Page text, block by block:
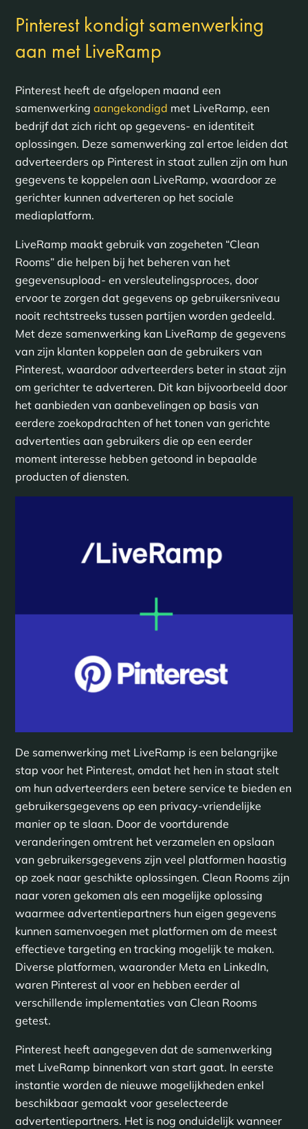
Pinterest kondigt samenwerking
aan met LiveRamp
Pinterest heeft de afgelopen maand een
samenwerking aangekondigd met LiveRamp, een
bedrijf dat zich richt op gegevens- en identiteit
oplossingen. Deze samenwerking zal ertoe leiden dat
adverteerders op Pinterest in staat zullen zijn om hun
gegevens te koppelen aan LiveRamp, waardoor ze
gerichter kunnen adverteren op het sociale
mediaplatform.
LiveRamp maakt gebruik van zogeheten “Clean
Rooms” die helpen bij het beheren van het
gegevensupload- en versleutelingsproces, door
ervoor te zorgen dat gegevens op gebruikersniveau
nooit rechtstreeks tussen partijen worden gedeeld.
Met deze samenwerking kan LiveRamp de gegevens
van zijn klanten koppelen aan de gebruikers van
Pinterest, waardoor adverteerders beter in staat zijn
om gerichter te adverteren. Dit kan bijvoorbeeld door
het aanbieden van aanbevelingen op basis van
eerdere zoekopdrachten of het tonen van gerichte
advertenties aan gebruikers die op een eerder
moment interesse hebben getoond in bepaalde
producten of diensten.
De samenwerking met LiveRamp is een belangrijke
stap voor het Pinterest, omdat het hen in staat stelt
om hun adverteerders een betere service te bieden en
gebruikersgegevens op een privacy-vriendelijke
manier op te slaan. Door de voortdurende
veranderingen omtrent het verzamelen en opslaan
van gebruikersgegevens zijn veel platformen haastig
op zoek naar geschikte oplossingen. Clean Rooms zijn
naar voren gekomen als een mogelijke oplossing
waarmee advertentiepartners hun eigen gegevens
kunnen samenvoegen met platformen om de meest
effectieve targeting en tracking mogelijk te maken.
Diverse platformen, waaronder Meta en LinkedIn,
waren Pinterest al voor en hebben eerder al
verschillende implementaties van Clean Rooms
getest.
Pinterest heeft aangegeven dat de samenwerking
met LiveRamp binnenkort van start gaat. In eerste
instantie worden de nieuwe mogelijkheden enkel
beschikbaar gemaakt voor geselecteerde
advertentiepartners. Het is nog onduidelijk wanneer